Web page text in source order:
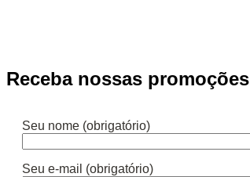
Receba nossas promoções
Seu nome (obrigatório)
Seu e-mail (obrigatório)